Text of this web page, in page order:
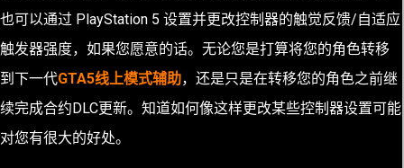
也可以通过 PlayStation 5 设置并更改控制器的触觉反馈/自适应
触发器强度，如果您愿意的话。无论您是打算将您的角色转移
到下一代GTA5线上模式辅助，还是只是在转移您的角色之前继
续完成合约DLC更新。知道如何像这样更改某些控制器设置可能
对您有很大的好处。